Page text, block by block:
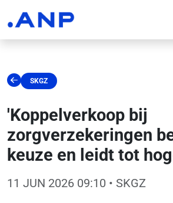
SKGZ
'Koppelverkoop bij
zorgverzekeringen
keuze en leidt tot
11 JUN 2026 09:10 • SKGZ